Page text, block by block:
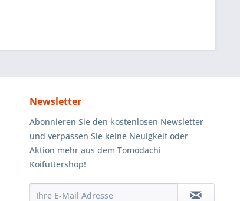
Newsletter
Abonnieren Sie den kostenlosen Newsletter
und verpassen Sie keine Neuigkeit oder
Aktion mehr aus dem Tomodachi
Koifuttershop!